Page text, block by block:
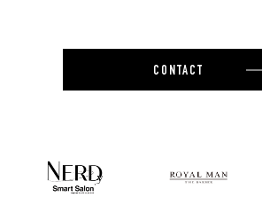
CONTACT